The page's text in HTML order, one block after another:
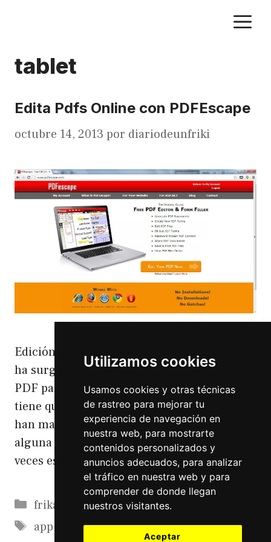
Utilizamos cookies
Usamos cookies y otras técnicas
de rastreo para mejorar tu
experiencia de navegación en
nuestra web, para mostrarte
contenidos personalizados y
anuncios adecuados, para analizar
el tráfico en nuestra web y para
comprender de donde llegan
nuestros visitantes.
Aceptar
tablet
Edita Pdfs Online con PDFEscape
octubre 14, 2013 por diariodeunfriki
Edición de ficheros PDF Online A quién no le
ha surgido una vez que tiene que editar un
PDF para una inscripción a un evento o que
tiene que rellenar un cuestionario que le
han mandado por correo para apuntarse a
alguna cosa. A mi esto me ha pasado varias
veces estos días, así que …Leer más
Categorías
frikadas
Etiquetas
app edición,navegador,online,pdfs,